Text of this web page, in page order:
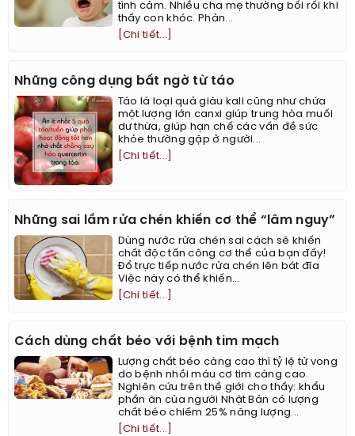
tình cảm. Nhiều cha mẹ thường bối rối khi
thấy con khóc. Phản...
[Chi tiết...]
Những công dụng bất ngờ từ táo
Táo là loại quả giàu kali cũng như chứa
một lượng lớn canxi giúp trung hòa muối
dư thừa, giúp hạn chế các vấn đề sức
khỏe thường gặp ở người...
[Chi tiết...]
Những sai lầm rửa chén khiến cơ thể “lâm nguy”
Dùng nước rửa chén sai cách sẽ khiến
chất độc tấn công cơ thể của bạn đấy!
Đổ trực tiếp nước rửa chén lên bát đĩa
Việc này có thể khiến...
[Chi tiết...]
Cách dùng chất béo với bệnh tim mạch
Lượng chất béo càng cao thì tỷ lệ tử vong
do bệnh nhồi máu cơ tim càng cao.
Nghiên cứu trên thế giới cho thấy: khẩu
phần ăn của người Nhật Bản có lượng
chất béo chiếm 25% năng lượng...
[Chi tiết...]